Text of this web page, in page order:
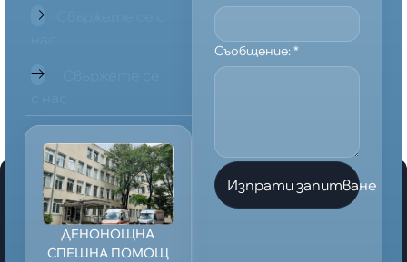
ДЕНОНОЩНА
СПЕШНА ПОМОЩ
Съобщение:*
Изпрати запитване